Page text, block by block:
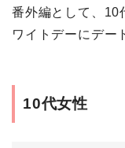
番外編として、10
ワイトデーにデー
10代女性